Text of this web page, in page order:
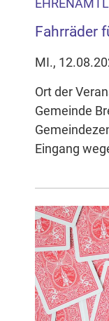
Fahrräder
MI.,
Ort der
Gemeinde
Eingang